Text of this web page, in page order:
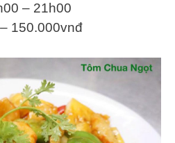
– 21h00
150.000vnđ